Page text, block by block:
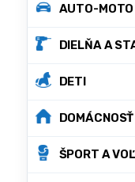
AUTO-MOTO
DIELŇA A
DETI
DOMÁCNOSŤ
ŠPORT A